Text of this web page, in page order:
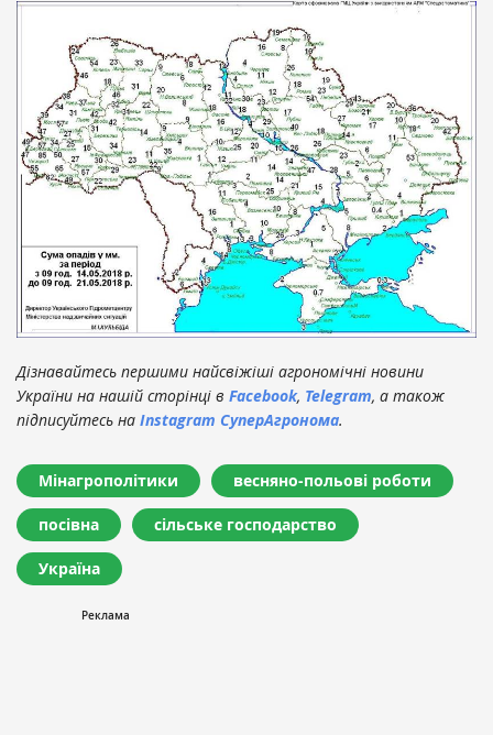
Дізнавайтесь першими найсвіжіші агрономічні новини
України на нашій сторінці в Facebook, Telegram, а також
підписуйтесь на Instagram СуперАгронома.
Мінагрополітики весняно-польові роботи
посівна сільське господарство
Україна